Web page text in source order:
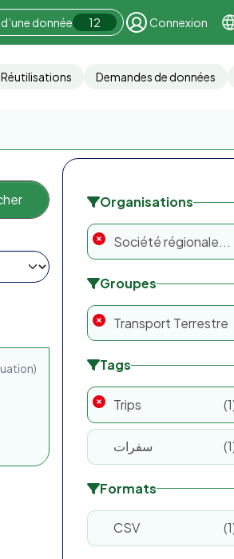
donnée 12 Connexion
Réutilisations Demandes de données
Organisations
Société régionale...
Groupes
Transport Terrestre
Tags
Trips 1
سفرات 1
Formats
CSV 1